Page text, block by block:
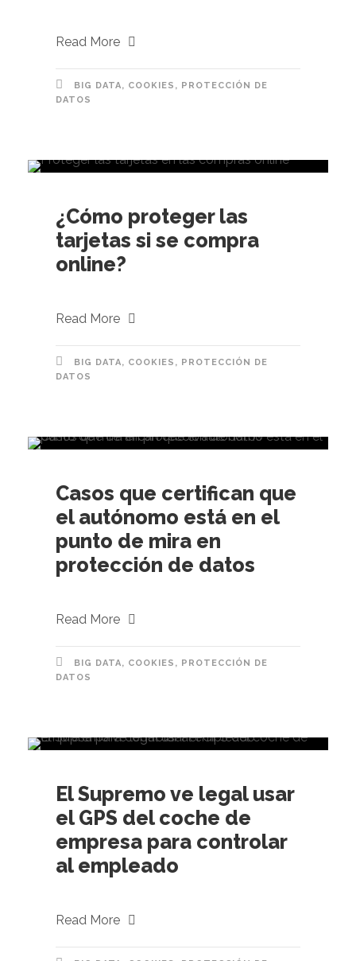
Read More
BIG DATA, COOKIES , PROTECCIÓN DE
DATOS
¿Cómo proteger las
tarjetas si se compra
online?
Read More
BIG DATA, COOKIES , PROTECCIÓN DE
DATOS
Casos que certifican que
el autónomo está en el
punto de mira en
protección de datos
Read More
BIG DATA, COOKIES , PROTECCIÓN DE
DATOS
El Supremo ve legal usar
el GPS del coche de
empresa para controlar
al empleado
Read More